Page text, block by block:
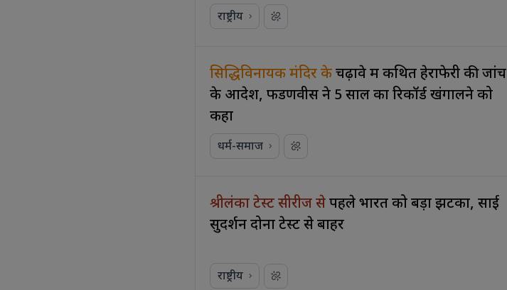
राष्ट्रीय
सिद्धिविनायक मंदिर केचढ़ावे में कथित हेराफेरी की जांच
के आदेश, फडणवीस ने 5 साल का रिकॉर्ड खंगालने को
कहा
धर्म-समाज
श्रीलंका टेस्ट सीरीज सेपहले भारत को बड़ा झटका, साई
सुदर्शन दोनों टेस्ट से बाहर
राष्ट्रीय